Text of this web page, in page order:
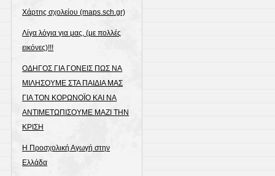
Χάρτης σχολείου (maps.sch.gr)
Λίγα λόγια για μας, (με πολλές
εικόνες)!!!
ΟΔΗΓΟΣ ΓΙΑ ΓΟΝΕΙΣ ΠΩΣ ΝΑ
ΜΙΛΗΣΟΥΜΕ ΣΤΑ ΠΑΙΔΙΑ ΜΑΣ
ΓΙΑ ΤΟΝ ΚΟΡΩΝΟΪΟ ΚΑΙ ΝΑ
ΑΝΤΙΜΕΤΩΠΙΣΟΥΜΕ ΜΑΖΙ ΤΗΝ
ΚΡΙΣΗ
Η Προσχολική Αγωγή στην
Ελλάδα